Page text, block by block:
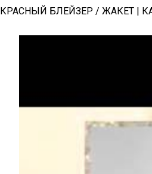
КРАСНЫЙ БЛЕЙЗЕР / ЖАКЕТ |